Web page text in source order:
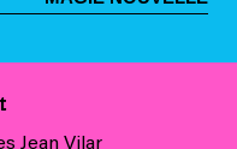
Jean Vilar